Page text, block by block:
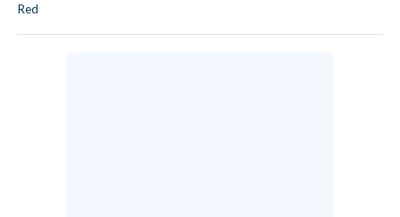
Red